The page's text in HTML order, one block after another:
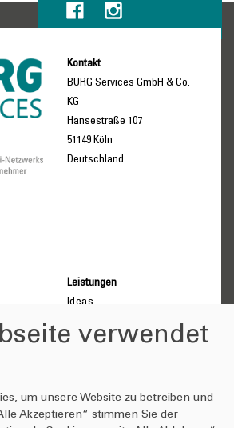
Kontakt
BURG Services GmbH & Co.
KG
Hansestraße 107
51149 Köln
Deutschland
Leistungen
Ideas
Solutions
Anfrage-Shop
verwendet
um unsere Website zu betreiben und
Akzeptieren“ stimmen Sie der